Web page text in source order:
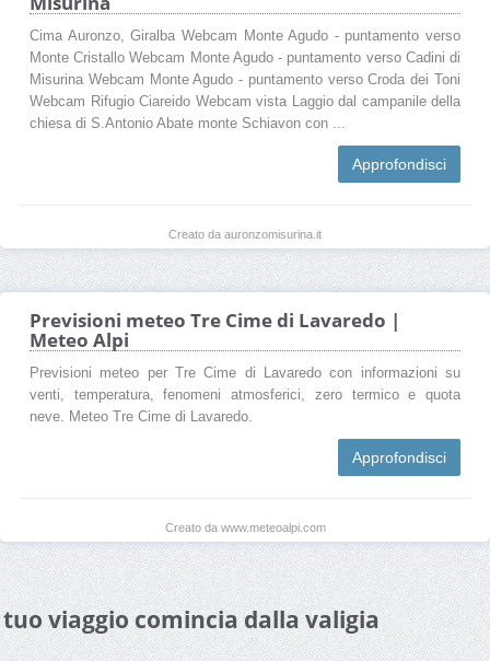
Cima Auronzo, Giralba Webcam Monte Agudo - puntamento verso
Monte Cristallo Webcam Monte Agudo - puntamento verso Cadini di
Misurina Webcam Monte Agudo - puntamento verso Croda dei Toni
Webcam Rifugio Ciareido Webcam vista Laggio dal campanile della
chiesa di S.Antonio Abate monte Schiavon con ...
Approfondisci
Creato da auronzomisurina.it
Previsioni meteo Tre Cime di Lavaredo |
Meteo Alpi
Previsioni meteo per Tre Cime di Lavaredo con informazioni su
venti, temperatura, fenomeni atmosferici, zero termico e quota
neve. Meteo Tre Cime di Lavaredo.
Approfondisci
Creato da www.meteoalpi.com
viaggio comincia dalla valigia